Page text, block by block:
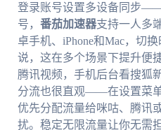
登录账号设置多设备同步
号， 番茄加速器支持一人多
卓手机、iPhone和Mac，切
说，这在多个场景下提升便
腾讯视频，手机后台看搜狐
分流也很直观——在设置菜
优先分配流量给咪咕、腾讯
扰。稳定无限流量让你无需